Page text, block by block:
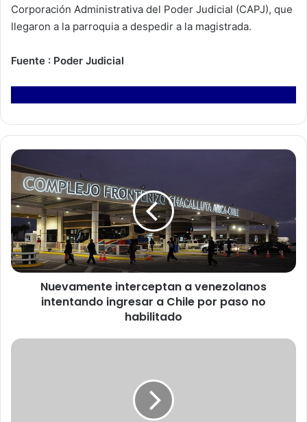
Corporación Administrativa del Poder Judicial (CAPJ), que
llegaron a la parroquia a despedir a la magistrada.
Fuente : Poder Judicial
N
u
v
a
m
e
n
t
e
Nuevamente interceptan a venezolanos
intentando ingresar a Chile por paso no
habilitado
G